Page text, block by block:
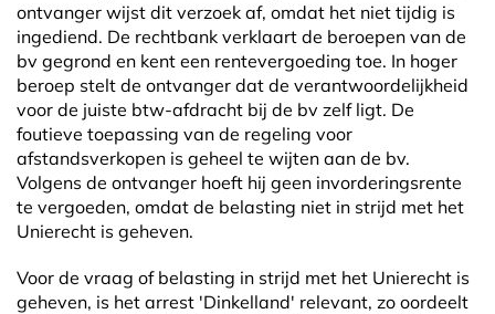
ontvanger wijst dit verzoek af, omdat het niet tijdig is
ingediend. De rechtbank verklaart de beroepen van de
bv gegrond en kent een rentevergoeding toe. In hoger
beroep stelt de ontvanger dat de verantwoordelijkheid
voor de juiste btw-afdracht bij de bv zelf ligt. De
foutieve toepassing van de regeling voor
afstandsverkopen is geheel te wijten aan de bv.
Volgens de ontvanger hoeft hij geen invorderingsrente
te vergoeden, omdat de belasting niet in strijd met het
Unierecht is geheven.
Voor de vraag of belasting in strijd met het Unierecht is
geheven, is het arrest 'Dinkelland' relevant, zo oordeelt